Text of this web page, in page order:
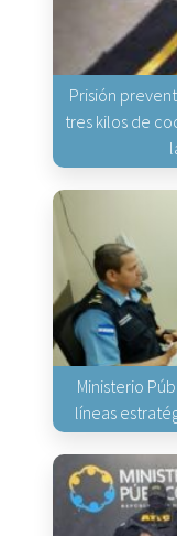
Prisión
tres kilos de
Ministerio
líneas